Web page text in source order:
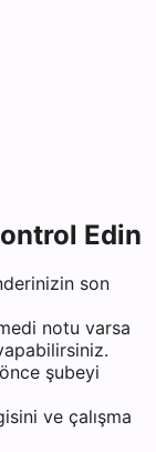
Edin
son
notu varsa
şubeyi
ve çalışma